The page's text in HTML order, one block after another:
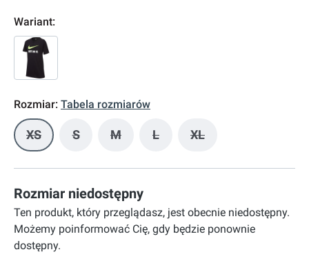
Wariant:
Rozmiar: Tabela rozmiarów
XS(Ta opcja jest obecnie niedostępna.)
S(Ta opcja jest obecnie niedostępna.)
M(Ta opcja jest obecnie niedostępna.)
L(Ta opcja jest obecnie
XL(Ta opcja jest
Rozmiar niedostępny
Ten produkt, który przeglądasz, jest obecnie niedostępny.
Możemy poinformować Cię, gdy będzie ponownie
dostępny.